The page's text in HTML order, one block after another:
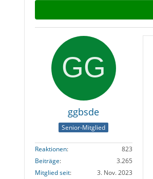
ggbsde
Senior-Mitglied
Reaktionen
823
Beiträge
3.265
Mitglied seit
3. Nov. 2023